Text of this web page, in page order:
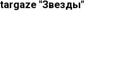
"Звезды"